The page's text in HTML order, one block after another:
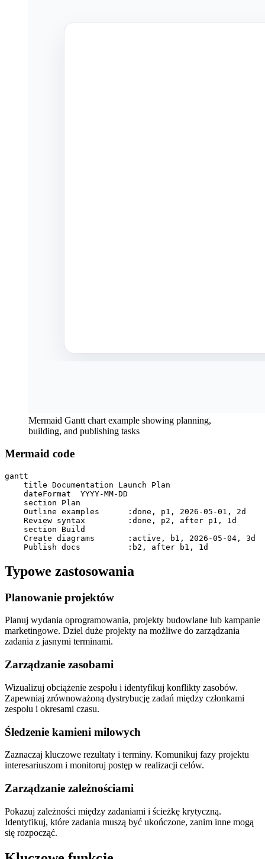
Mermaid Gantt chart example showing planning,
building, and publishing tasks
Mermaid code
gantt
    title Documentation Launch Plan
    dateFormat  YYYY-MM-DD
    section Plan
    Outline examples      :done, p1, 2026-05-01, 2d
    Review syntax         :done, p2, after p1, 1d
    section Build
    Create diagrams       :active, b1, 2026-05-04, 3d
    Publish docs          :b2, after b1, 1d
Typowe zastosowania
Planowanie projektów
Planuj wydania oprogramowania, projekty budowlane lub kampanie
marketingowe. Dziel duże projekty na możliwe do zarządzania
zadania z jasnymi terminami.
Zarządzanie zasobami
Wizualizuj obciążenie zespołu i identyfikuj konflikty zasobów.
Zapewniaj zrównoważoną dystrybucję zadań między członkami
zespołu i okresami czasu.
Śledzenie kamieni milowych
Zaznaczaj kluczowe rezultaty i terminy. Komunikuj fazy projektu
interesariuszom i monitoruj postęp w realizacji celów.
Zarządzanie zależnościami
Pokazuj zależności między zadaniami i ścieżkę krytyczną.
Identyfikuj, które zadania muszą być ukończone, zanim inne mogą
się rozpocząć.